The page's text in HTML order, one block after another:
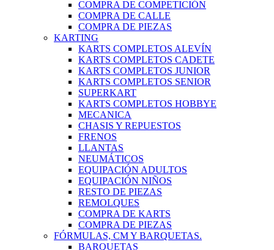
COMPRA DE COMPETICIÓN
COMPRA DE CALLE
COMPRA DE PIEZAS
KARTING
KARTS COMPLETOS ALEVÍN
KARTS COMPLETOS CADETE
KARTS COMPLETOS JUNIOR
KARTS COMPLETOS SENIOR
SUPERKART
KARTS COMPLETOS HOBBYE
MECANICA
CHASIS Y REPUESTOS
FRENOS
LLANTAS
NEUMÁTICOS
EQUIPACIÓN ADULTOS
EQUIPACIÓN NIÑOS
RESTO DE PIEZAS
REMOLQUES
COMPRA DE KARTS
COMPRA DE PIEZAS
FÓRMULAS, CM Y BARQUETAS.
BARQUETAS